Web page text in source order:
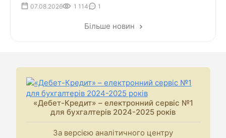
07.08.2026 1 114 1
Більше новин
«Дебет-Кредит» – електронний сервіс №1
для бухгалтерів 2024-2025 років
За версією аналітичного центру